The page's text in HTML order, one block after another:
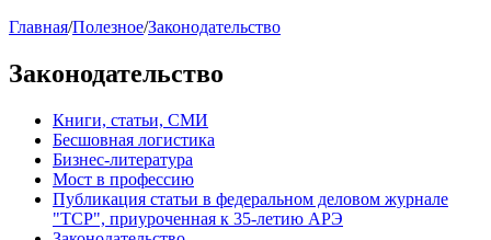
Главная/Полезное/Законодательство
Законодательство
Книги, статьи, СМИ
Бесшовная логистика
Бизнес-литература
Мост в профессию
Публикация статьи в федеральном деловом журнале
"ТСР", приуроченная к 35-летию АРЭ